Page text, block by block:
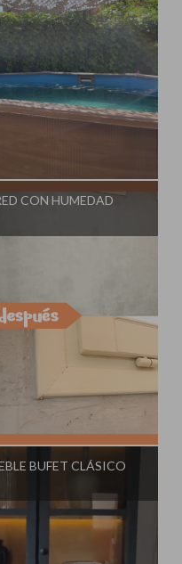
CON HUMEDAD
BUFET CLÁSICO